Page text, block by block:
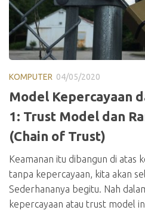
KOMPUTER 04/05/2020
Model Kepercayaan
1: Trust Model dan
(Chain of Trust)
Keamanan itu dibangun di atas
tanpa kepercayaan, kita akan
Sederhananya begitu. Nah
kepercayaan atau trust model